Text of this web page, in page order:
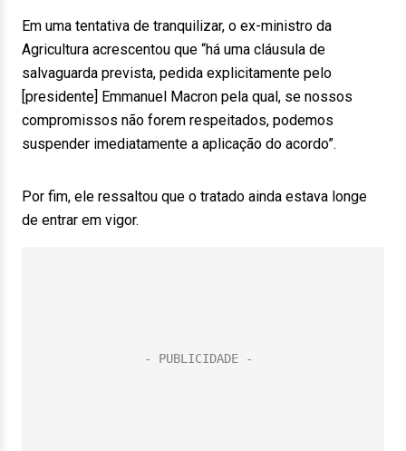
Em uma tentativa de tranquilizar, o ex-ministro da
Agricultura acrescentou que “há uma cláusula de
salvaguarda prevista, pedida explicitamente pelo
[presidente] Emmanuel Macron pela qual, se nossos
compromissos não forem respeitados, podemos
suspender imediatamente a aplicação do acordo”.
Por fim, ele ressaltou que o tratado ainda estava longe
de entrar em vigor.